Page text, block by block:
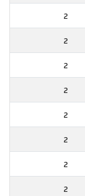
2
2
2
2
2
2
2
2